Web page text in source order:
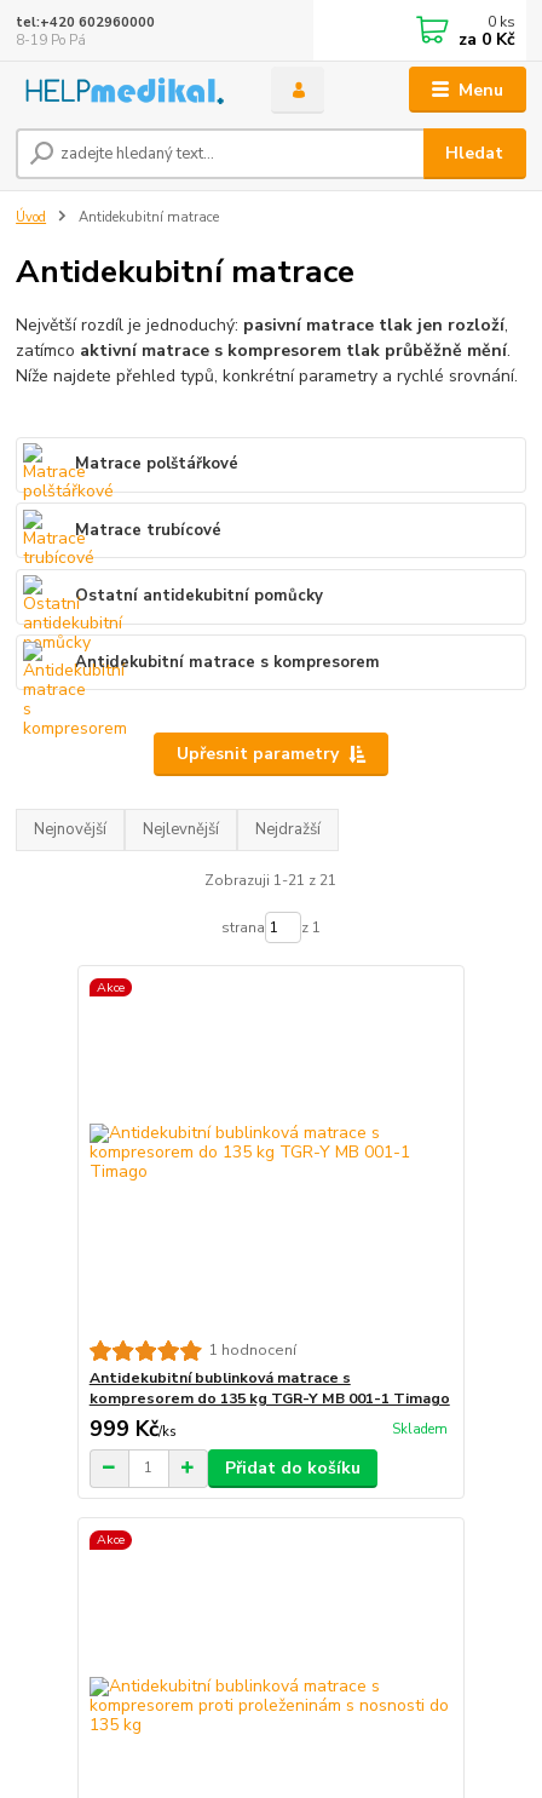
Menu
Hledat
tel:+420 602960000
8-19 Po Pá
0 ks
za 0 Kč
Úvod Antidekubitní matrace
Antidekubitní matrace
Největší rozdíl je jednoduchý: pasivní matrace tlak jen rozloží,
zatímco aktivní matrace s kompresorem tlak průběžně mění.
Níže najdete přehled typů, konkrétní parametry a rychlé srovnání.
Matrace polštářkové
Matrace trubícové
Ostatní antidekubitní pomůcky
Antidekubitní matrace s kompresorem
Upřesnit parametry
Nejnovější Nejlevnější Nejdražší
Zobrazuji 1-21 z 21
strana z 1
Akce
1 hodnocení
Antidekubitní bublinková matrace s
kompresorem do 135 kg TGR-Y MB 001-1 Timago
999 Kč/ks Skladem
Přidat do košíku
Akce